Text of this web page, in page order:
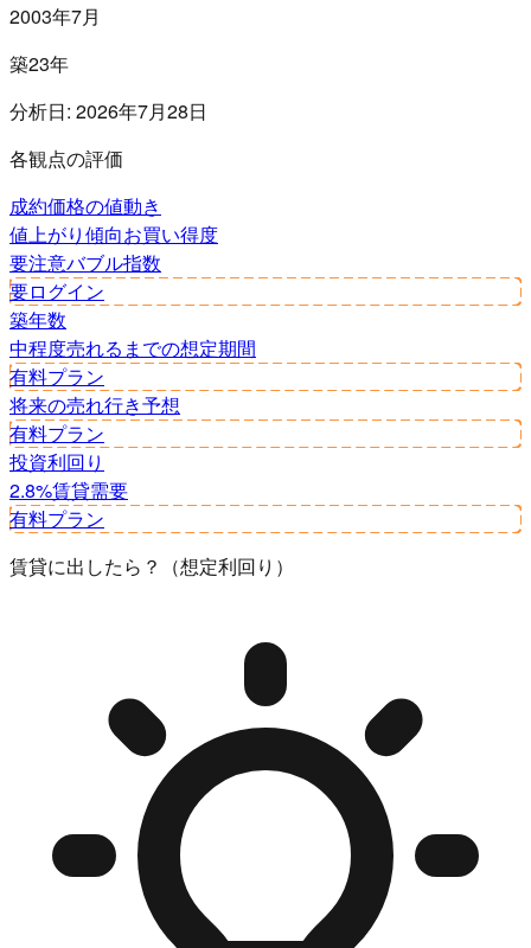
2003年7月
築23年
分析日: 2026年7月28日
各観点の評価
成約価格の値動き
値上がり傾向お買い得度
要注意バブル指数
要ログイン
築年数
中程度売れるまでの想定期間
有料プラン
将来の売れ行き予想
有料プラン
投資利回り
2.8%賃貸需要
有料プラン
賃貸に出したら？（想定利回り）